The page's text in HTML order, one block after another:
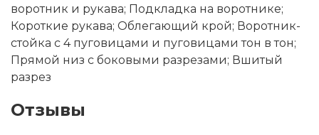
воротник и рукава; Подкладка на воротнике;
Короткие рукава; Облегающий крой; Воротник-
стойка с 4 пуговицами и пуговицами тон в тон;
Прямой низ с боковыми разрезами; Вшитый
разрез
Отзывы